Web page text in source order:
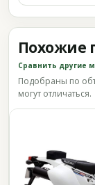
Похожие
Сравнить другие
Подобраны по
могут отличаться.